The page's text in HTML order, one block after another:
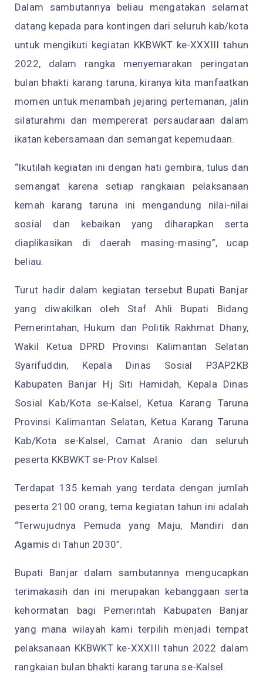
Dalam sambutannya beliau mengatakan selamat
datang kepada para kontingen dari seluruh kab/kota
untuk mengikuti kegiatan KKBWKT ke-XXXIII tahun
2022, dalam rangka menyemarakan peringatan
bulan bhakti karang taruna, kiranya kita manfaatkan
momen untuk menambah jejaring pertemanan, jalin
silaturahmi dan mempererat persaudaraan dalam
ikatan kebersamaan dan semangat kepemudaan.
“Ikutilah kegiatan ini dengan hati gembira, tulus dan
semangat karena setiap rangkaian pelaksanaan
kemah karang taruna ini mengandung nilai-nilai
sosial dan kebaikan yang diharapkan serta
diaplikasikan di daerah masing-masing”, ucap
beliau.
Turut hadir dalam kegiatan tersebut Bupati Banjar
yang diwakilkan oleh Staf Ahli Bupati Bidang
Pemerintahan, Hukum dan Politik Rakhmat Dhany,
Wakil Ketua DPRD Provinsi Kalimantan Selatan
Syarifuddin, Kepala Dinas Sosial P3AP2KB
Kabupaten Banjar Hj Siti Hamidah, Kepala Dinas
Sosial Kab/Kota se-Kalsel, Ketua Karang Taruna
Provinsi Kalimantan Selatan, Ketua Karang Taruna
Kab/Kota se-Kalsel, Camat Aranio dan seluruh
peserta KKBWKT se-Prov Kalsel.
Terdapat 135 kemah yang terdata dengan jumlah
peserta 2100 orang, tema kegiatan tahun ini adalah
“Terwujudnya Pemuda yang Maju, Mandiri dan
Agamis di Tahun 2030”.
Bupati Banjar dalam sambutannya mengucapkan
terimakasih dan ini merupakan kebanggaan serta
kehormatan bagi Pemerintah Kabupaten Banjar
yang mana wilayah kami terpilih menjadi tempat
pelaksanaan KKBWKT ke-XXXIII tahun 2022 dalam
rangkaian bulan bhakti karang taruna se-Kalsel.